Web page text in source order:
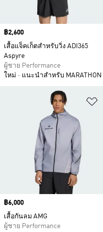
Price
฿2,600
เสื้อแจ็คเก็ตสำหรับวิ่ง ADI365
Aspyre
ผู้ชาย Performance
ใหม่
แนะนำสำหรับ MARATHON
Price
฿6,000
เสื้อกันลม AMG
ผู้ชาย Performance